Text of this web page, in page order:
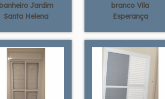
banheiro Jardim
Santa Helena
branco Vila
Esperança